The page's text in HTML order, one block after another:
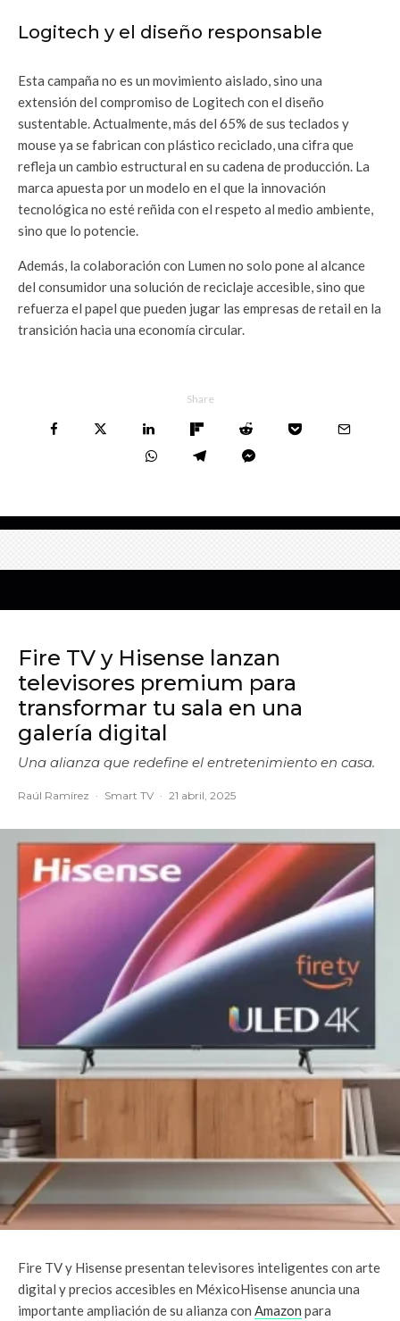
Logitech y el diseño responsable
Esta campaña no es un movimiento aislado, sino una
extensión del compromiso de Logitech con el diseño
sustentable. Actualmente, más del 65% de sus teclados y
mouse ya se fabrican con plástico reciclado, una cifra que
refleja un cambio estructural en su cadena de producción. La
marca apuesta por un modelo en el que la innovación
tecnológica no esté reñida con el respeto al medio ambiente,
sino que lo potencie.
Además, la colaboración con Lumen no solo pone al alcance
del consumidor una solución de reciclaje accesible, sino que
refuerza el papel que pueden jugar las empresas de retail en la
transición hacia una economía circular.
Share
Fire TV y Hisense lanzan
televisores premium para
transformar tu sala en una
galería digital
Una alianza que redefine el entretenimiento en casa.
Raúl Ramírez · Smart TV · 21 abril, 2025
Fire TV y Hisense presentan televisores inteligentes con arte
digital y precios accesibles en MéxicoHisense anuncia una
importante ampliación de su alianza con Amazon para